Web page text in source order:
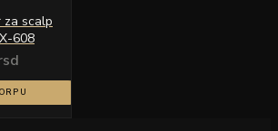
za scalp
608